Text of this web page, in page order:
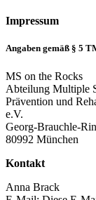
Impressum
Angaben gemäß § 5
MS on the Rocks
Abteilung Multiple
Prävention und
e.V.
Georg-Brauchle-
80992 München
Kontakt
Anna Brack